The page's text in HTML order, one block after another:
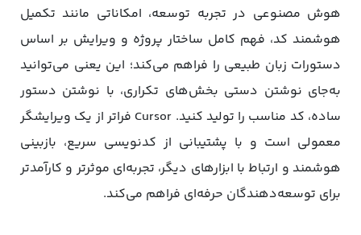
هوش مصنوعی در تجربه توسعه، امکاناتی مانند تکمیل
هوشمند کد، فهم کامل ساختار پروژه و ویرایش بر اساس
دستورات زبان طبیعی را فراهم می‌کند؛ این یعنی می‌توانید
به‌جای نوشتن دستی بخش‌های تکراری، با نوشتن دستور
ساده، کد مناسب را تولید کنید. Cursor فراتر از یک ویرایشگر
معمولی است و با پشتیبانی از کدنویسی سریع، بازبینی
هوشمند و ارتباط با ابزارهای دیگر، تجربه‌ای موثرتر و کارآمدتر
برای توسعه‌دهندگان حرفه‌ای فراهم می‌کند.